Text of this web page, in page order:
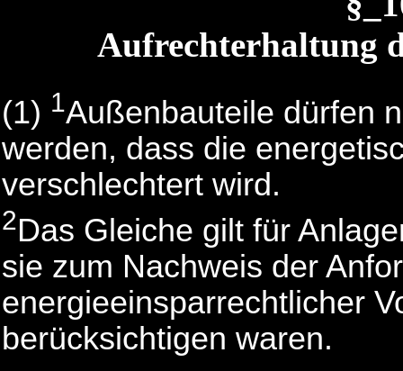
Aufrechterhaltung
(1) 1Außenbauteile dürfen
werden, dass die
verschlechtert wird.
2Das Gleiche gilt für
sie zum Nachweis der
energieeinsparrechtlicher
berücksichtigen waren.